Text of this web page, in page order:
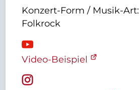
Konzert-Form / Musik-Art:
Folkrock
Video-Beispiel